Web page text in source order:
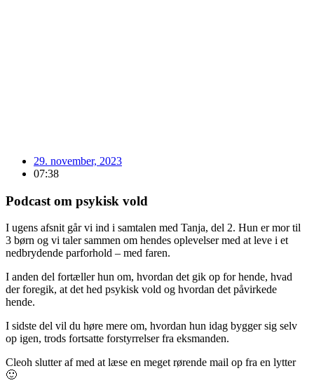
29. november, 2023
07:38
Podcast om psykisk vold
I ugens afsnit går vi ind i samtalen med Tanja, del 2. Hun er mor til
3 børn og vi taler sammen om hendes oplevelser med at leve i et
nedbrydende parforhold – med faren.
I anden del fortæller hun om, hvordan det gik op for hende, hvad
der foregik, at det hed psykisk vold og hvordan det påvirkede
hende.
I sidste del vil du høre mere om, hvordan hun idag bygger sig selv
op igen, trods fortsatte forstyrrelser fra eksmanden.
Cleoh slutter af med at læse en meget rørende mail op fra en lytter
🙂